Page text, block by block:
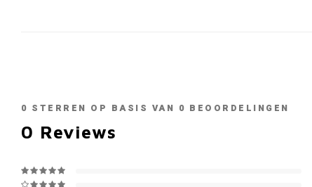
0 STERREN OP BASIS VAN 0 BEOORDELINGEN
0 Reviews